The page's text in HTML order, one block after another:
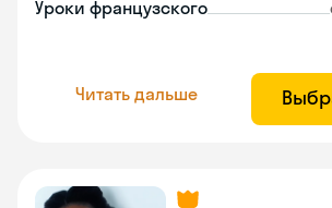
Уроки французского
Читать дальше